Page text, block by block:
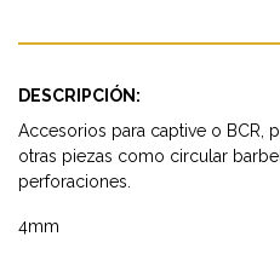
DESCRIPCIÓN:
Accesorios para captive o BCR,
otras piezas como circular
perforaciones.
4mm